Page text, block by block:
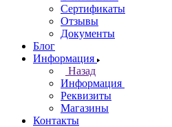
Сертификаты
Отзывы
Документы
Блог
Информация
Назад
Информация
Реквизиты
Магазины
Контакты